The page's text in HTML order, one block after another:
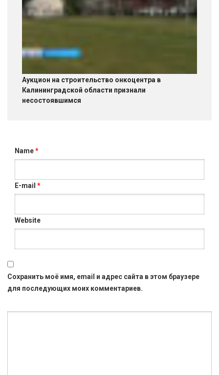
Аукцион на строительство онкоцентра в
Калининградской области признали
несостоявшимся
Name*
E-mail *
Website
Сохранить моё имя, email и адрес сайта в этом браузере
для последующих моих комментариев.